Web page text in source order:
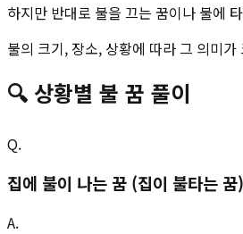
하지만 반대로 불을 끄는 꿈이나 불에
불의 크기, 장소, 상황에 따라 그 의미
🔍 상황별 불 꿈 풀이
Q.
집에 불이 나는 꿈 (집이 불타는 꿈)
A.